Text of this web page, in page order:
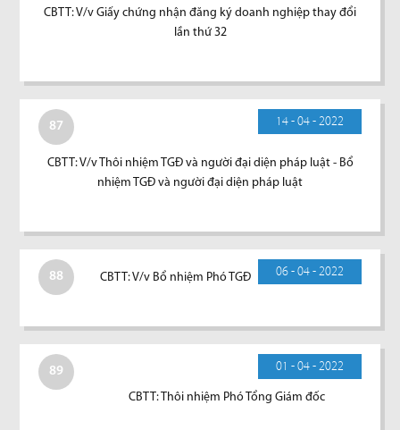
CBTT: V/v Giấy chứng nhận đăng ký doanh nghiệp thay đổi
lần thứ 32
87 14 - 04 - 2022
CBTT: V/v Thôi nhiệm TGĐ và người đại diện pháp luật - Bổ
nhiệm TGĐ và người đại diện pháp luật
88 06 - 04 - 2022
CBTT: V/v Bổ nhiệm Phó TGĐ
89 01 - 04 - 2022
CBTT: Thôi nhiệm Phó Tổng Giám đốc